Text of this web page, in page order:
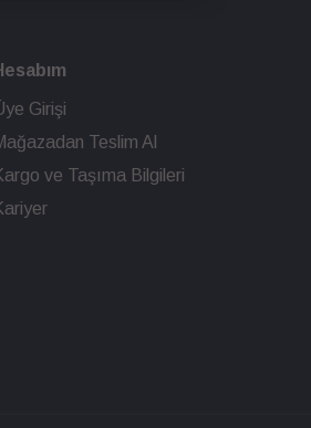
Girişi
Teslim Al
ve Taşıma Bilgileri